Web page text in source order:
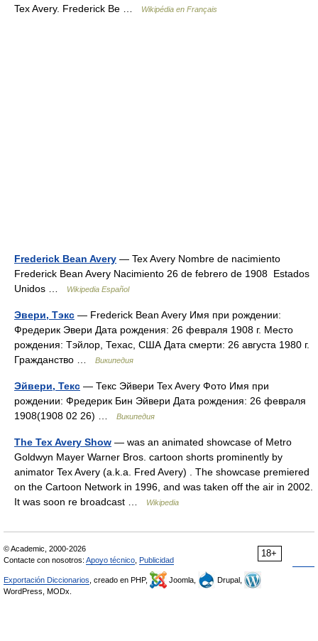
Tex Avery. Frederick Be …
Wikipédia en Français
Frederick Bean Avery — Tex Avery Nombre de nacimiento
Frederick Bean Avery Nacimiento 26 de febrero de 1908 Estados
Unidos …
Wikipedia Español
Эвери, Тэкс — Frederick Bean Avery Имя при рождении:
Фредерик Эвери Дата рождения: 26 февраля 1908 г. Место
рождения: Тэйлор, Техас, США Дата смерти: 26 августа 1980 г.
Гражданство …
Википедия
Эйвери, Текс — Текс Эйвери Tex Avery Фото Имя при
рождении: Фредерик Бин Эйвери Дата рождения: 26 февраля
1908(1908 02 26) …
Википедия
The Tex Avery Show — was an animated showcase of Metro
Goldwyn Mayer Warner Bros. cartoon shorts prominently by
animator Tex Avery (a.k.a. Fred Avery) . The showcase premiered
on the Cartoon Network in 1996, and was taken off the air in 2002.
It was soon re broadcast …
Wikipedia
18+
© Academic, 2000-2026
Contacte con nosotros: Apoyo técnico Publicidad
Exportación Diccionarios , creado en PHP, Joomla,
Drupal,
WordPress, MODx.